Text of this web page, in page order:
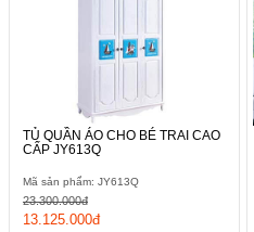
TỦ QUẦN ÁO CHO BÉ TRAI CAO
CẤP JY613Q
Mã sản phẩm: JY613Q
13.125.000đ
23.300.000đ